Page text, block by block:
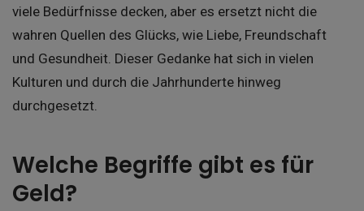
viele Bedürfnisse decken, aber es ersetzt nicht die
wahren Quellen des Glücks, wie Liebe, Freundschaft
und Gesundheit. Dieser Gedanke hat sich in vielen
Kulturen und durch die Jahrhunderte hinweg
durchgesetzt.
Welche Begriffe gibt es für
Geld?